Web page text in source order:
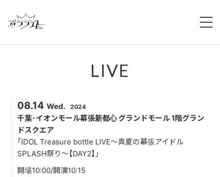
NEWS
MEMBERS
REGULATION
LIVE
08.14 Wed. 2024
千葉･イオンモール幕張新都心 グランドモール 1階グラン
ドスクエア
「IDOL Treasure bottle LIVE～真夏の幕張アイドル
SPLASH祭り～【DAY2】」
開場10:00/開演10:15